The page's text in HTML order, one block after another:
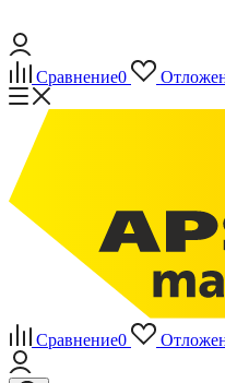
Сравнение0
Сравнение0